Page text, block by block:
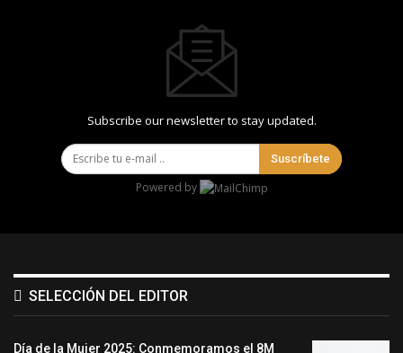
Subscribe our newsletter to stay updated.
Suscríbete
Powered by
SELECCIÓN DEL EDITOR
Día de la Mujer 2025: Conmemoramos el 8M